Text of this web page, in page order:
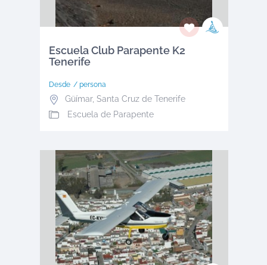
Escuela Club Parapente K2
Tenerife
Desde / persona
Güímar, Santa Cruz de Tenerife
Escuela de Parapente